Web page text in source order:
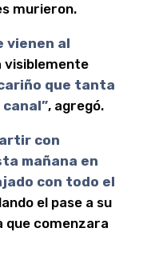
murieron.
vienen al
visiblemente
que tanta
, agregó.
con
mañana en
con todo el
el pase a su
que comenzara